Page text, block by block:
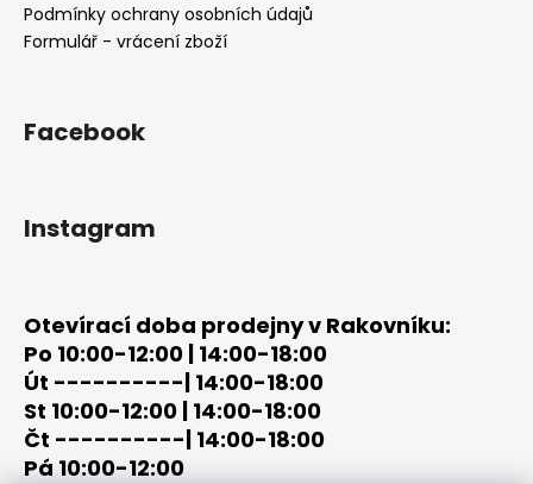
Podmínky ochrany osobních údajů
Formulář - vrácení zboží
Facebook
Instagram
Otevírací doba prodejny v Rakovníku:
Po 10:00-12:00 | 14:00-18:00
Út ----------| 14:00-18:00
St 10:00-12:00 | 14:00-18:00
Čt ----------| 14:00-18:00
Pá 10:00-12:00